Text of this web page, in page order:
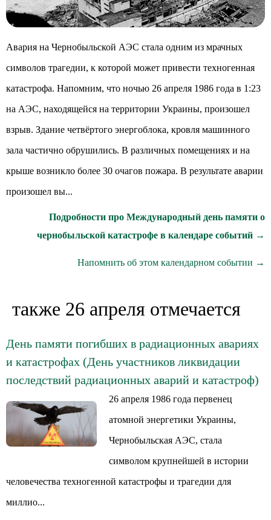
Авария на Чернобыльской АЭС стала одним из мрачных
символов трагедии, к которой может привести техногенная
катастрофа. Напомним, что ночью 26 апреля 1986 года в 1:23
на АЭС, находящейся на территории Украины, произошел
взрыв. Здание четвёртого энергоблока, кровля машинного
зала частично обрушились. В различных помещениях и на
крыше возникло более 30 очагов пожара. В результате аварии
произошел вы...
Подробности про Международный день памяти о
чернобыльской катастрофе в календаре событий →
Напомнить об этом календарном событии →
также 26 апреля отмечается
День памяти погибших в радиационных авариях
и катастрофах (День участников ликвидации
последствий радиационных аварий и катастроф)
26 апреля 1986 года первенец
атомной энергетики Украины,
Чернобыльская АЭС, стала
символом крупнейшей в истории
человечества техногенной катастрофы и трагедии для
миллио...